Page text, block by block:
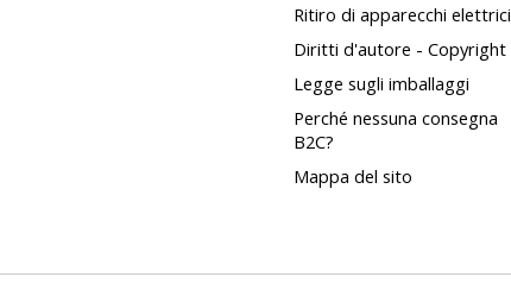
Ritiro di apparecchi elettrici
Diritti d'autore - Copyright
Legge sugli imballaggi
Perché nessuna consegna
B2C?
Mappa del sito